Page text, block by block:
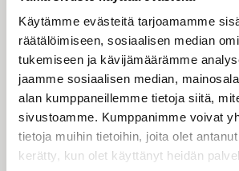
Käytämme evästeitä tarjoamamme
räätälöimiseen, sosiaalisen median
tukemiseen ja kävijämäärämme
jaamme sosiaalisen median,
alan kumppaneillemme tietoja siitä,
sivustoamme. Kumppanimme voivat
tietoja muihin tietoihin, joita olet
kerätty, kun olet käyttänyt heidän
Vietämme pääsiäisjakson 3.
sunnuntaita. Joh. 12:37–43:
Johanneksen mukaan, luvusta
Jeesus oli tehnyt monia